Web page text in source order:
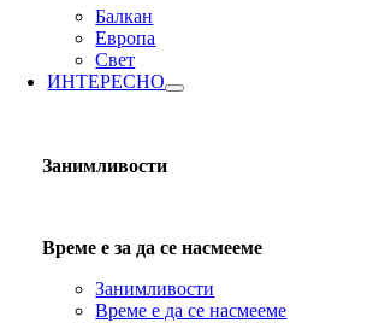
Балкан
Европа
Свет
ИНТЕРЕСНО
Занимливости
Време е за да се насмееме
Занимливости
Време е да се насмееме